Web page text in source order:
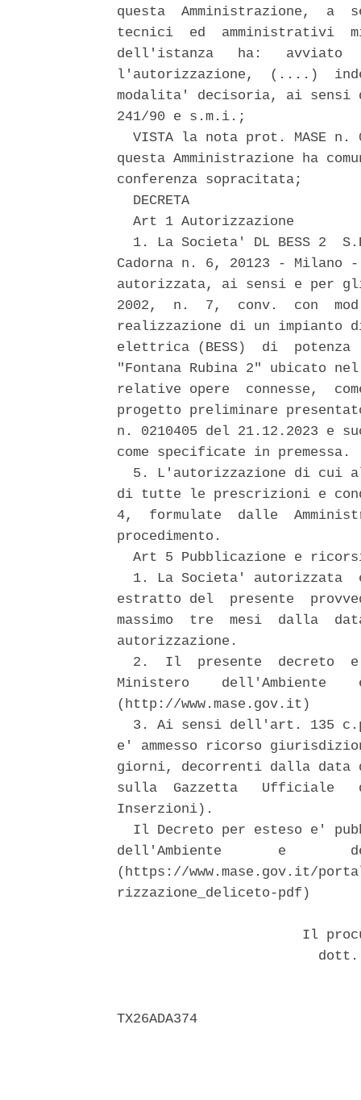
questa  Amministrazione,
tecnici  ed  amministrativi
dell'istanza   ha:   avviato
l'autorizzazione,  (....)
modalita' decisoria, ai
241/90 e s.m.i.;
VISTA la nota prot. MASE n.
questa Amministrazione ha
conferenza sopracitata;
  DECRETA
  Art 1 Autorizzazione
1. La Societa' DL BESS 2
Cadorna n. 6, 20123 -
autorizzata, ai sensi e per
2002,  n.  7,  conv.  con
realizzazione di un impianto
elettrica (BESS)  di  potenza
"Fontana Rubina 2" ubicato
relative opere  connesse,
progetto preliminare
n. 0210405 del 21.12.2023 e
come specificate in premessa.
5. L'autorizzazione di cui
di tutte le prescrizioni e
4,  formulate  dalle
procedimento.
Art 5 Pubblicazione e
1. La Societa' autorizzata
estratto del  presente
massimo  tre  mesi  dalla
autorizzazione.
2.  Il  presente  decreto
Ministero    dell'Ambiente
(http://www.mase.gov.it)
3. Ai sensi dell'art. 135
e' ammesso ricorso
giorni, decorrenti dalla data
sulla  Gazzetta   Ufficiale
Inserzioni).
Il Decreto per esteso e'
dell'Ambiente       e
(https://www.mase.gov.it/
rizzazione_deliceto-pdf)
Il